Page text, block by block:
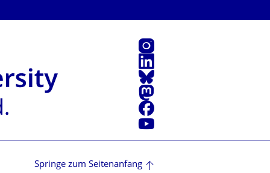
Instagram
LinkedIn
Bluesky
Mastodon
Facebook
Youtube
Springe zum Seitenanfang